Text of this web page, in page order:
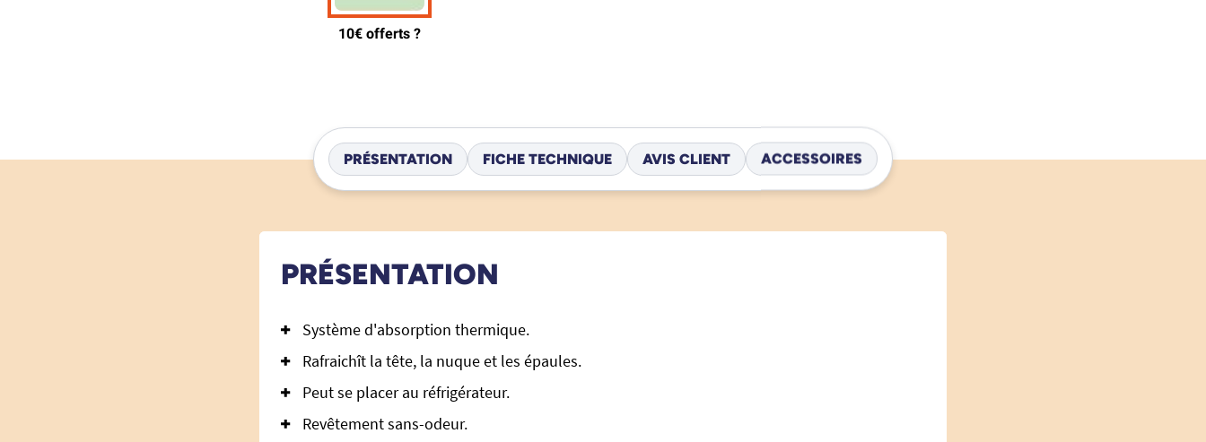
PRÉSENTATION FICHE TECHNIQUE AVIS CLIENT ACCESSOIRES
PRÉSENTATION
Système d'absorption thermique.
Rafraichît la tête, la nuque et les épaules.
Peut se placer au réfrigérateur.
Revêtement sans-odeur.